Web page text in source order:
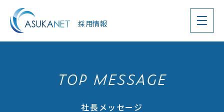
採用情報
TOP MESSAGE
社長メッセージ